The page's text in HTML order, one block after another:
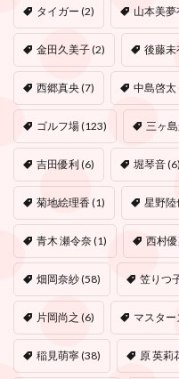
タイガー (2) 山本美夢
金田久美子(2) 後藤未
西郷真央(7) 中島啓太
ゴルフ場(123) 三ヶ
吉田優利(6) 堀琴音(6)
菊地絵理香(1) 星野陸
青木 瀬令奈(1) 西村
畑岡奈紗(58) 笠りつ
片岡尚之 (6) マスター
稲見萌寧(38) 原 英莉